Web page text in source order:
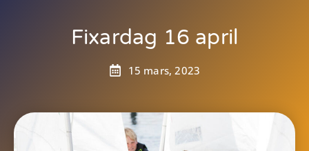
Fixardag 16 april
15 mars, 2023